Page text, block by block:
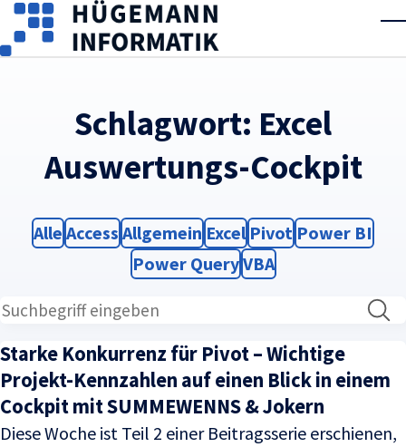
Skip to main content
Schlagwort: Excel
Auswertungs-Cockpit
Filter
Alle Filter
Access Filter
Allgemein Filter
Excel Filter
Pivot Filter
Power BI
Filter
Power QueryFilter
VBA
Starke Konkurrenz für Pivot – Wichtige
Projekt-Kennzahlen auf einen Blick in einem
Cockpit mit SUMMEWENNS & Jokern
Diese Woche ist Teil 2 einer Beitragsserie erschienen,